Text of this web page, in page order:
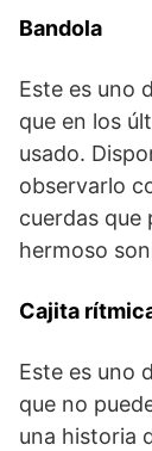
Bandola
Este es uno
que en los
usado.
observarlo
cuerdas que
hermoso
Cajita
Este es uno
que no
una historia